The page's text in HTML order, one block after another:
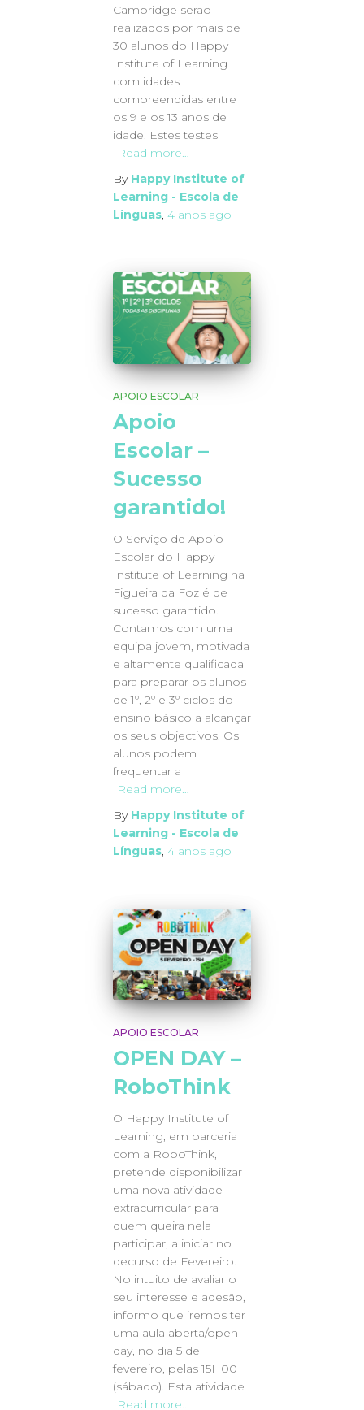
Cambridge serão
realizados por mais de
30 alunos do Happy
Institute of Learning
com idades
compreendidas entre
os 9 e os 13 anos de
idade. Estes testes
Read more…
By Happy Institute of
Learning - Escola de
Línguas, 4 anos ago
APOIO ESCOLAR
Apoio
Escolar –
Sucesso
garantido!
O Serviço de Apoio
Escolar do Happy
Institute of Learning na
Figueira da Foz é de
sucesso garantido.
Contamos com uma
equipa jovem, motivada
e altamente qualificada
para preparar os alunos
de 1º, 2º e 3º ciclos do
ensino básico a alcançar
os seus objectivos. Os
alunos podem
frequentar a
Read more…
By Happy Institute of
Learning - Escola de
Línguas, 4 anos ago
APOIO ESCOLAR
OPEN DAY –
RoboThink
O Happy Institute of
Learning, em parceria
com a RoboThink,
pretende disponibilizar
uma nova atividade
extracurricular para
quem queira nela
participar, a iniciar no
decurso de Fevereiro.
No intuito de avaliar o
seu interesse e adesão,
informo que iremos ter
uma aula aberta/open
day, no dia 5 de
fevereiro, pelas 15H00
(sábado). Esta atividade
Read more…